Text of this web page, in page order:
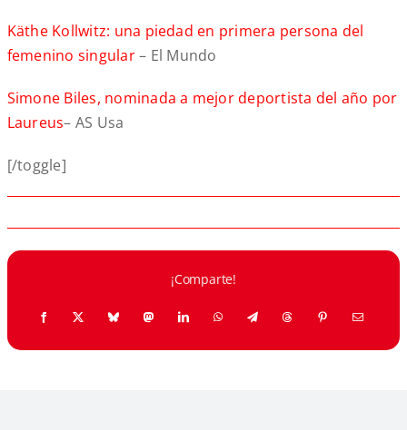
Käthe Kollwitz: una piedad en primera persona del
femenino singular– El Mundo
Simone Biles, nominada a mejor deportista del año por
Laureus– AS Usa
[/toggle]
¡Comparte!